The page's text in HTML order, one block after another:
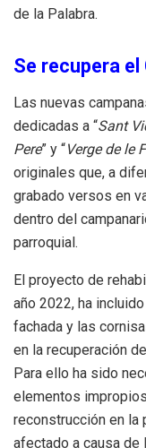
de la Palabra.
Se recupera el
Las nuevas
dedicadas a “Sant
Pere” y “Verge de le
originales que, a
grabado versos en
dentro del
parroquial.
El proyecto de
año 2022, ha
fachada y las
en la recuperación
Para ello ha sido
elementos
reconstrucción en la
afectado a causa de